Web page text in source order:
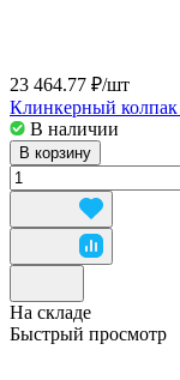
23 464.77 ₽/шт
Клинкерный
В наличии
В корзину
На складе
Быстрый просмотр